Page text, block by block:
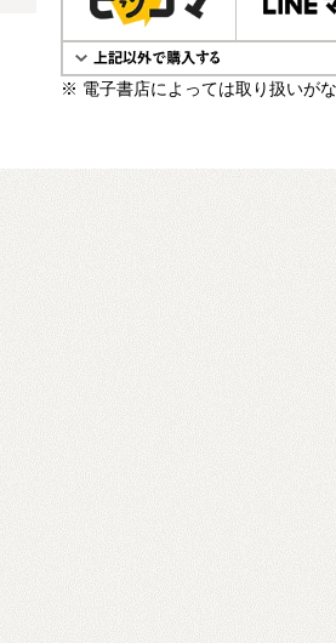
※ 電子書店によっては取り扱いが